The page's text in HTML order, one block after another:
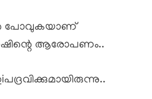
പോവുകയാണ്
ആരോപണം..